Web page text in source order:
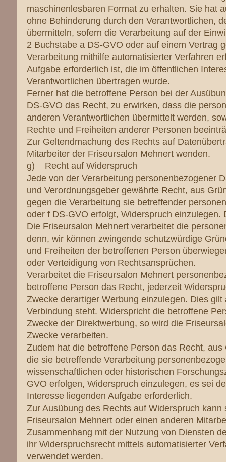
maschinenlesbaren Format zu erhalten. Sie hat
ohne Behinderung durch den Verantwortlichen,
übermitteln, sofern die Verarbeitung auf der
2 Buchstabe a DS-GVO oder auf einem Vertrag
Verarbeitung mithilfe automatisierter Verfahren
Aufgabe erforderlich ist, die im öffentlichen
Verantwortlichen übertragen wurde.
Ferner hat die betroffene Person bei der
DS-GVO das Recht, zu erwirken, dass die
anderen Verantwortlichen übermittelt werden,
Rechte und Freiheiten anderer Personen
Zur Geltendmachung des Rechts auf
Mitarbeiter der Friseursalon Mehnert wenden.
g) Recht auf Widerspruch
Jede von der Verarbeitung personenbezogener
und Verordnungsgeber gewährte Recht, aus
gegen die Verarbeitung sie betreffender
oder f DS-GVO erfolgt, Widerspruch
Die Friseursalon Mehnert verarbeitet die
denn, wir können zwingende schutzwürdige
und Freiheiten der betroffenen Person
oder Verteidigung von Rechtsansprüchen.
Verarbeitet die Friseursalon Mehnert
betroffene Person das Recht, jederzeit
Zwecke derartiger Werbung einzulegen. Dies
Verbindung steht. Widerspricht die betroffene
Zwecke der Direktwerbung, so wird die
Zwecke verarbeiten.
Zudem hat die betroffene Person das Recht,
die sie betreffende Verarbeitung
wissenschaftlichen oder historischen
GVO erfolgen, Widerspruch einzulegen, es sei
Interesse liegenden Aufgabe erforderlich.
Zur Ausübung des Rechts auf Widerspruch
Friseursalon Mehnert oder einen anderen
Zusammenhang mit der Nutzung von Diensten
ihr Widerspruchsrecht mittels automatisierter
verwendet werden.